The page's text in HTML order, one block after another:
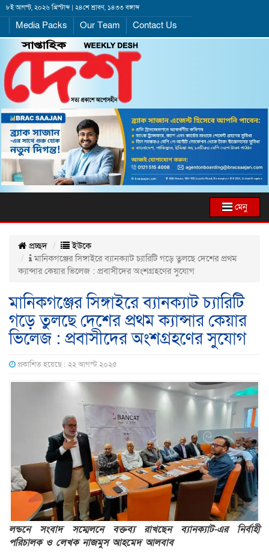
৮ই আগস্ট, ২০২৬ খ্রিস্টাব্দ | ২৪শে শ্রাবণ, ১৪৩৩ বঙ্গাব্দ
Media Packs Our Team Contact Us
মেনু
প্রচ্ছদ
ইউকে
মানিকগঞ্জের সিঙ্গাইরে ব্যানক্যাট চ্যারিটি গড়ে তুলছে দেশের প্রথম
ক্যান্সার কেয়ার ভিলেজ : প্রবাসীদের অংশগ্রহণের সুযোগ
মানিকগঞ্জের সিঙ্গাইরে ব্যানক্যাট চ্যারিটি
গড়ে তুলছে দেশের প্রথম ক্যান্সার কেয়ার
ভিলেজ : প্রবাসীদের অংশগ্রহণের সুযোগ
প্রকাশিত হয়েছে : ২২ আগস্ট ২০২৫
লন্ডনে সংবাদ সম্মেলনে বক্তব্য রাখছেন ব্যানক্যাট-এর নির্বাহী
পরিচালক ও লেখক নাজমুস আহমেদ আলবাব